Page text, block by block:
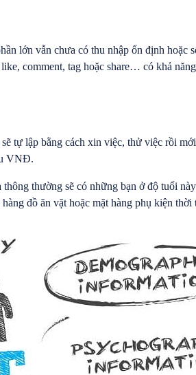
lớn vẫn chưa có thu nhập ổn định hoặc
comment, tag hoặc share… có khả
tự lập bằng cách xin việc, thử việc rồi
VNĐ.
thường sẽ có những bạn ở độ tuổi
đồ ăn vặt hoặc mặt hàng phụ kiện